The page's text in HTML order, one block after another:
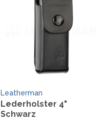
Leatherman
Lederholster 4"
Schwarz